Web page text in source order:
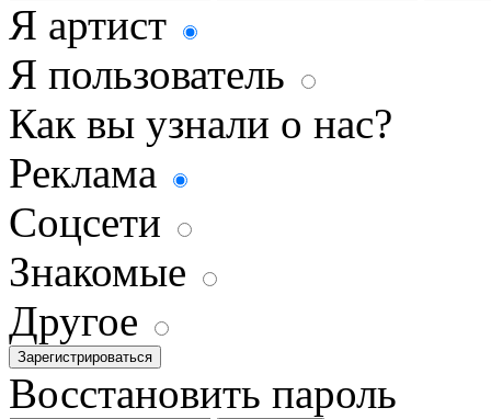
Я артист
Я пользователь
Как вы узнали о нас?
Реклама
Соцсети
Знакомые
Другое
Зарегистрироваться
Восстановить пароль